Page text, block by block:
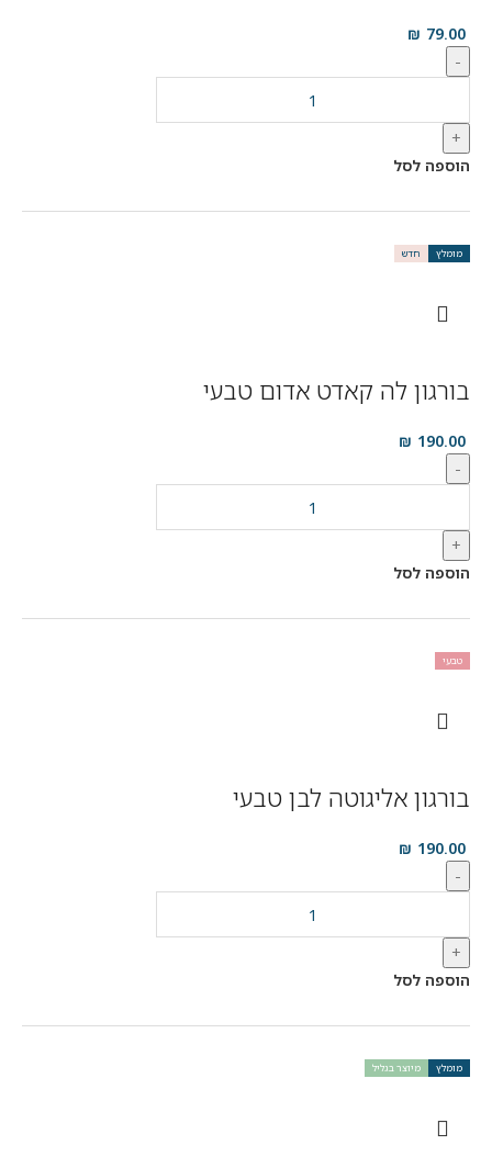
79.00
₪
-
+
הוספה לסל
מומלץ חדש
בורגון לה קאדט אדום טבעי
190.00
₪
-
+
הוספה לסל
טבעי
בורגון אליגוטה לבן טבעי
190.00
₪
-
+
הוספה לסל
מומלץ מיוצר בגליל